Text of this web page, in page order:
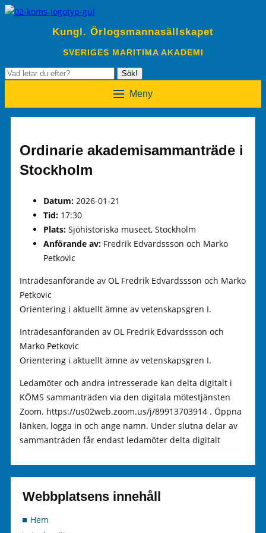
Kungl. Örlogsmannasällskapet
SVERIGES MARITIMA AKADEMI
Sök
Sök!
Meny
Ordinarie akademisammanträde i
Stockholm
Datum: 2026-01-21
Tid: 17:30
Plats: Sjöhistoriska museet, Stockholm
Anförande av: Fredrik Edvardssson och Marko
Petkovic
Inträdesanförande av OL Fredrik Edvardssson och Marko
Petkovic
Orientering i aktuellt ämne av vetenskapsgren I.
Inträdesanföranden av OL Fredrik Edvardssson och
Marko Petkovic
Orientering i aktuellt ämne av vetenskapsgren I.
Ledamöter och andra intresserade kan delta digitalt i
KÖMS sammanträden via den digitala mötestjänsten
Zoom. https://us02web.zoom.us/j/89913703914 . Öppna
länken, logga in och ange namn. Under slutna delar av
sammanträden får endast ledamöter delta digitalt
Webbplatsens innehåll
Hem